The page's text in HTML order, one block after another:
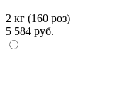
2 кг (160 роз)
5 584 руб.